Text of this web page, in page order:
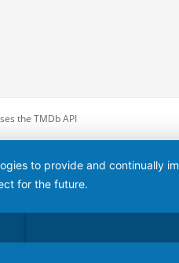
the TMDb API
to provide and continually
for the future.